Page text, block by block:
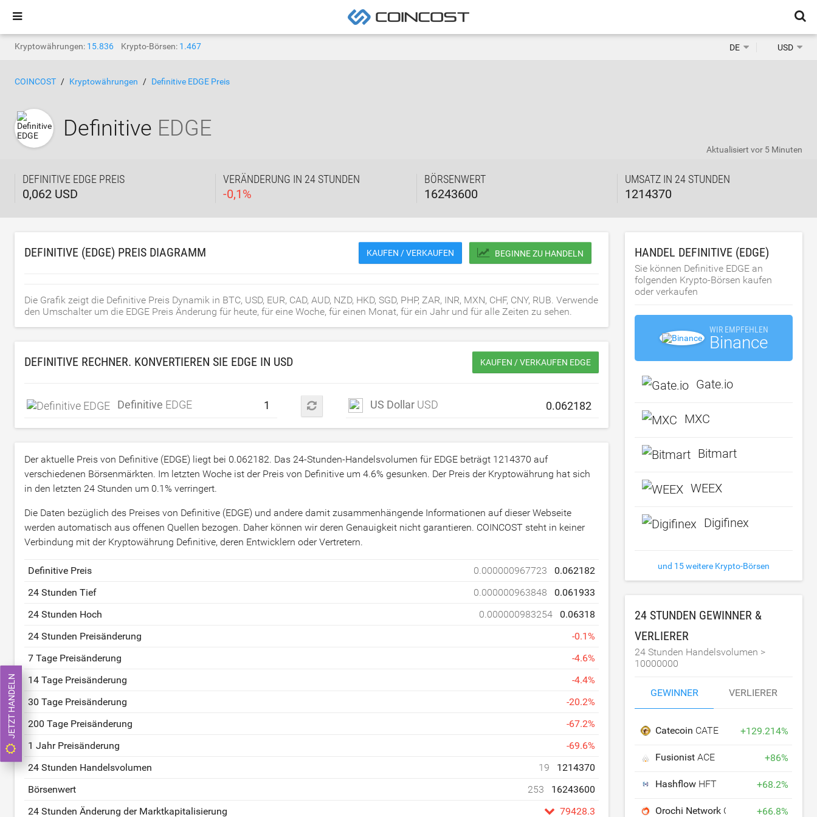
Kryptowährungen: 15.836 Krypto-Börsen: 1.467 DE USD
COINCOST Kryptowährungen Definitive EDGE Preis
Definitive EDGE
DEFINITIVE EDGE PREIS
0,062 USD
VERÄNDERUNG IN 24 STUNDEN
-0,1 %
BÖRSENWERT
16243600
UMSATZ IN 24 STUNDEN
1214370
Aktualisiert vor 5 Minuten
DEFINITIVE (EDGE) PREIS DIAGRAMM KAUFEN / VERKAUFEN BEGINNE ZU HANDELN
Die Grafik zeigt die Definitive Preis Dynamik in BTC, USD, EUR, CAD, AUD, NZD, HKD, SGD, PHP, ZAR, INR, MXN, CHF, CNY, RUB. Verwende
den Umschalter um die EDGE Preis Änderung für heute, für eine Woche, für einen Monat, für ein Jahr und für alle Zeiten zu sehen.
DEFINITIVE RECHNER. KONVERTIEREN SIE EDGE IN USD KAUFEN / VERKAUFEN EDGE
Definitive EDGE US Dollar USD
Der aktuelle Preis von Definitive (EDGE) liegt bei 0.062182. Das 24-Stunden-Handelsvolumen für EDGE beträgt 1214370 auf
verschiedenen Börsenmärkten. Im letzten Woche ist der Preis von Definitive um 4.6% gesunken. Der Preis der Kryptowährung hat sich
in den letzten 24 Stunden um 0.1% verringert.
Die Daten bezüglich des Preises von Definitive (EDGE) und andere damit zusammenhängende Informationen auf dieser Webseite
werden automatisch aus offenen Quellen bezogen. Daher können wir deren Genauigkeit nicht garantieren. COINCOST steht in keiner
Verbindung mit der Kryptowährung Definitive, deren Entwicklern oder Vertretern.
Definitive Preis 0.000000967723
0.062182
24 Stunden Tief
0.000000963848
0.061933
24 Stunden Hoch
0.000000983254
0.06318
24 Stunden Preisänderung
-0.1%
7 Tage Preisänderung
-4.6%
14 Tage Preisänderung
-4.4%
30 Tage Preisänderung
-20.2%
200 Tage Preisänderung
-67.2%
1 Jahr Preisänderung
-69.6%
24 Stunden Handelsvolumen
19
1214370
Börsenwert
253
16243600
24 Stunden Änderung der Marktkapitalisierung
79428.3
HANDEL DEFINITIVE (EDGE)
Sie können Definitive EDGE an
folgenden Krypto-Börsen kaufen
oder verkaufen
WIR EMPFEHLEN
Binance
Gate.io
MXC
Bitmart
WEEX
Digifinex
und 15 weitere Krypto-Börsen
24 STUNDEN GEWINNER &
VERLIERER
24 Stunden Handelsvolumen >
10000000
GEWINNER VERLIERER
Catecoin CATE +129.214%
FusionistACE +86%
Hashflow HFT +68.2%
Orochi Network ON +66.8%
JETZT HANDELN